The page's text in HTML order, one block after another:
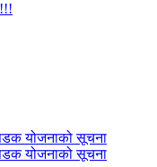
योजनाको सूचना
योजनाको सूचना